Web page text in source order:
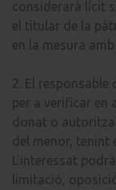
considerarà lícit
el titular de la
en la mesura
2. El
per a verificar en
donat o
del menor, tenint
L’interessat
limitació,